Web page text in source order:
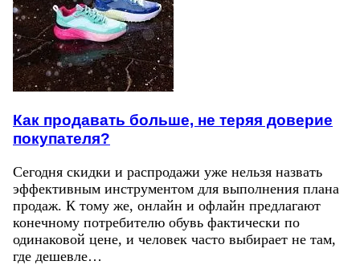
Как продавать больше, не теряя доверие
покупателя?
Сегодня скидки и распродажи уже нельзя назвать
эффективным инструментом для выполнения плана
продаж. К тому же, онлайн и офлайн предлагают
конечному потребителю обувь фактически по
одинаковой цене, и человек часто выбирает не там,
где дешевле…